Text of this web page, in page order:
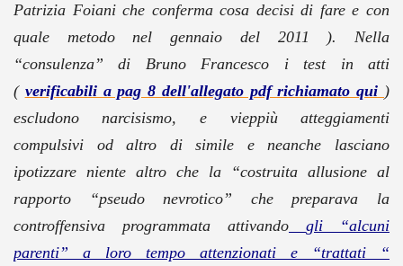
Patrizia Foiani che conferma cosa decisi di fare e con
quale metodo nel gennaio del 2011 ). Nella
“consulenza” di Bruno Francesco i test in atti
( verificabili a pag 8 dell'allegato pdf richiamato qui )
escludono narcisismo, e vieppiù atteggiamenti
compulsivi od altro di simile e neanche lasciano
ipotizzare niente altro che la “costruita allusione al
rapporto “pseudo nevrotico” che preparava la
controffensiva programmata attivando
gli “alcuni
parenti” a loro tempo attenzionati e “trattati “